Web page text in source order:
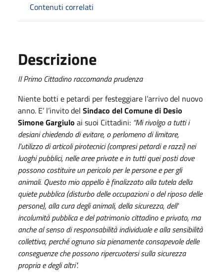
Contenuti correlati
Descrizione
Il Primo Cittadino raccomanda prudenza
Niente botti e petardi per festeggiare l’arrivo del nuovo
anno. E’ l’invito del Sindaco del Comune di Desio
Simone Gargiulo ai suoi Cittadini: “Mi rivolgo a tutti i
desiani chiedendo di evitare, o perlomeno di limitare,
l’utilizzo di articoli pirotecnici (compresi petardi e razzi) nei
luoghi pubblici, nelle aree private e in tutti quei posti dove
possono costituire un pericolo per le persone e per gli
animali. Questo mio appello è finalizzato alla tutela della
quiete pubblica (disturbo delle occupazioni o del riposo delle
persone), alla cura degli animali, della sicurezza, dell'
incolumità pubblica e del patrimonio cittadino e privato, ma
anche al senso di responsabilità individuale e alla sensibilità
collettiva, perché ognuno sia pienamente consapevole delle
conseguenze che possono ripercuotersi sulla sicurezza
propria e degli altri".